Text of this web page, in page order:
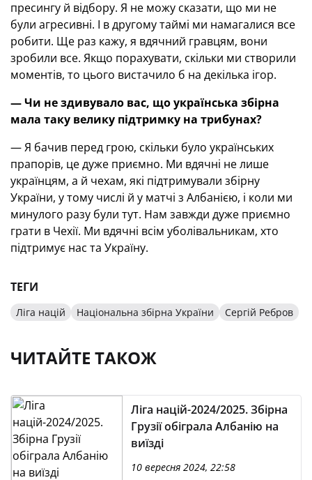
пресингу й відбору. Я не можу сказати, що ми не
були агресивні. І в другому таймі ми намагалися все
робити. Ще раз кажу, я вдячний гравцям, вони
зробили все. Якщо порахувати, скільки ми створили
моментів, то цього вистачило б на декілька ігор.
— Чи не здивувало вас, що українська збірна
мала таку велику підтримку на трибунах?
— Я бачив перед грою, скільки було українських
прапорів, це дуже приємно. Ми вдячні не лише
українцям, а й чехам, які підтримували збірну
України, у тому числі й у матчі з Албанією, і коли ми
минулого разу були тут. Нам завжди дуже приємно
грати в Чехії. Ми вдячні всім уболівальникам, хто
підтримує нас та Україну.
ТЕГИ
Ліга націй Національна збірна України Сергій Ребров
ЧИТАЙТЕ ТАКОЖ
Ліга націй-2024/2025. Збірна
Грузії обіграла Албанію на
виїзді
10 вересня 2024, 22:58